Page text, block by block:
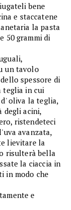
bene
e staccatene
la pasta
50 grammi di
un tavolo
spessore di
teglia in cui
oliva la teglia,
degli acini,
ristendeteci
avanzata,
lievitare la
risulterà bella
la ciaccia in
in modo che
e